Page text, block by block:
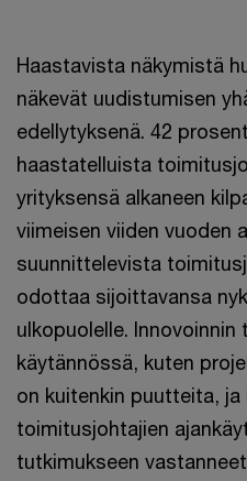
Haastavista näkymistä
näkevät uudistumisen
edellytyksenä. 42
haastatelluista
yrityksensä alkaneen
viimeisen viiden vuoden
suunnittelevista
odottaa sijoittavansa
ulkopuolelle.
käytännössä, kuten
on kuitenkin puutteita,
toimitusjohtajien
tutkimukseen